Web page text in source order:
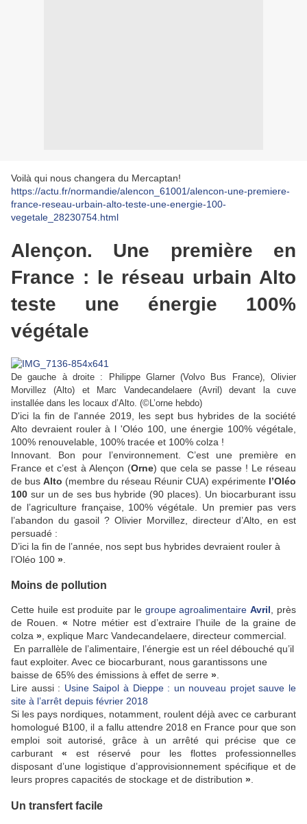
Voilà qui nous changera du Mercaptan!
https://actu.fr/normandie/alencon_61001/alencon-une-premiere-
france-reseau-urbain-alto-teste-une-energie-100-
vegetale_28230754.html
Alençon. Une première en
France : le réseau urbain Alto
teste une énergie 100%
végétale
De gauche à droite : Philippe Glarner (Volvo Bus France), Olivier
Morvillez (Alto) et Marc Vandecandelaere (Avril) devant la cuve
installée dans les locaux d’Alto. (©L’orne hebdo)
D'ici la fin de l'année 2019, les sept bus hybrides de la société
Alto devraient rouler à l 'Oléo 100, une énergie 100% végétale,
100% renouvelable, 100% tracée et 100% colza !
Innovant. Bon pour l’environnement. C’est une première en
France et c’est à Alençon (Orne) que cela se passe ! Le réseau
de bus Alto (membre du réseau Réunir CUA) expérimente l’Oléo
100 sur un de ses bus hybride (90 places). Un biocarburant issu
de l’agriculture française, 100% végétale. Un premier pas vers
l’abandon du gasoil ? Olivier Morvillez, directeur d’Alto, en est
persuadé :
D’ici la fin de l’année, nos sept bus hybrides devraient rouler à
l’Oléo 100 »
Moins de pollution
Cette huile est produite par le groupe agroalimentaireAvril, près
de Rouen.« Notre métier est d’extraire l’huile de la graine de
colza », explique Marc Vandecandelaere, directeur commercial.
En parrallèle de l’alimentaire, l’énergie est un réel débouché qu’il
faut exploiter. Avec ce biocarburant, nous garantissons une
baisse de 65% des émissions à effet de serre ».
Lire aussi : Usine Saipol à Dieppe : un nouveau projet sauve le
site à l’arrêt depuis février 2018
Si les pays nordiques, notamment, roulent déjà avec ce carburant
homologué B100, il a fallu attendre 2018 en France pour que son
emploi soit autorisé, grâce à un arrêté qui précise que ce
carburant«est réservé pour les flottes professionnelles
disposant d’une logistique d’approvisionnement spécifique et de
leurs propres capacités de stockage et de distribution ».
Un transfert facile